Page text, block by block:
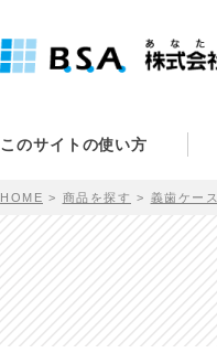
このサイトの使い方
HOME 商品を探す 義歯ケース